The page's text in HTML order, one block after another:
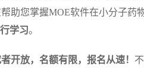
助您掌握MOE软件在小分子药
学习。
开放，名额有限，报名从速！